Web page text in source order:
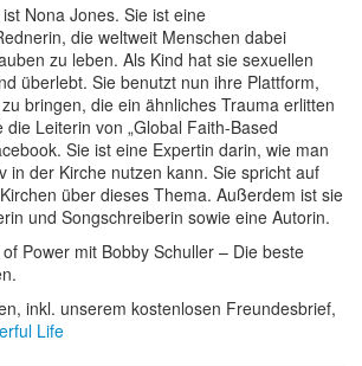
Nona Jones. Sie ist eine
die weltweit Menschen dabei
zu leben. Als Kind hat sie sexuellen
überlebt. Sie benutzt nun ihre Plattform,
bringen, die ein ähnliches Trauma erlitten
die Leiterin von „Global Faith-Based
Sie ist eine Expertin darin, wie man
in der Kirche nutzen kann. Sie spricht auf
über dieses Thema. Außerdem ist sie
und Songschreiberin sowie eine Autorin.
Power mit Bobby Schuller – Die beste
inkl. unserem kostenlosen Freundesbrief,
Life